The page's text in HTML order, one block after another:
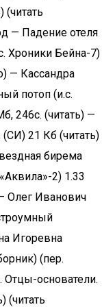
(читать
— Падение отеля
Хроники Бейна-7)
— Кассандра
потоп (и.с.
246с. (читать) —
21 Кб (читать)
бирема
2) 1.33
Олег Иванович
Игоревна
(пер.
Отцы-основатели.
(читать